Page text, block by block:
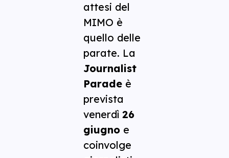
attesi del
MIMO è
quello delle
parate. La
Journalist
Paradeè
prevista
venerdì 26
giugnoe
coinvolge